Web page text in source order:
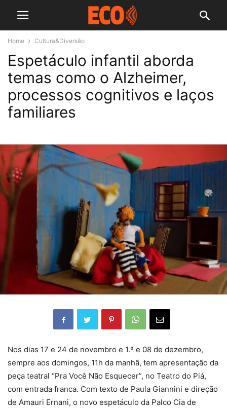
Home Cultura&Diversão
Espetáculo infantil aborda
temas como o Alzheimer,
processos cognitivos e laços
familiares
Nos dias 17 e 24 de novembro e 1.º e 08 de dezembro,
sempre aos domingos, 11h da manhã, tem apresentação da
peça teatral “Pra Você Não Esquecer”, no Teatro do Piá,
com entrada franca. Com texto de Paula Giannini e direção
de Amauri Ernani, o novo espetáculo da Palco Cia de